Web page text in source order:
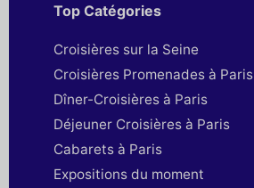
Top Catégories
Croisières sur la Seine
Croisières Promenades à Paris
Dîner-Croisières à Paris
Déjeuner Croisières à Paris
Cabarets à Paris
Expositions du moment